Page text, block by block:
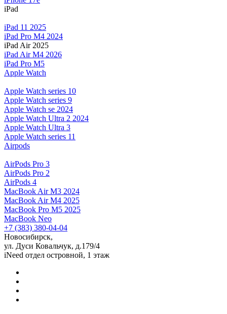
iPad
iPad 11 2025
iPad Pro M4 2024
iPad Air 2025
iPad Air M4 2026
iPad Pro M5
Apple Watch
Apple Watch series 10
Apple Watch series 9
Apple Watch se 2024
Apple Watch Ultra 2 2024
Apple Watch Ultra 3
Apple Watch series 11
Airpods
AirPods Pro 3
AirPods Pro 2
AirPods 4
MacBook Air M3 2024
MacBook Air M4 2025
MacBook Pro M5 2025
MacBook Neo
+7 (383) 380-04-04
Новосибирск,
ул. Дуси Ковальчук, д.179/4
iNeed отдел островной, 1 этаж